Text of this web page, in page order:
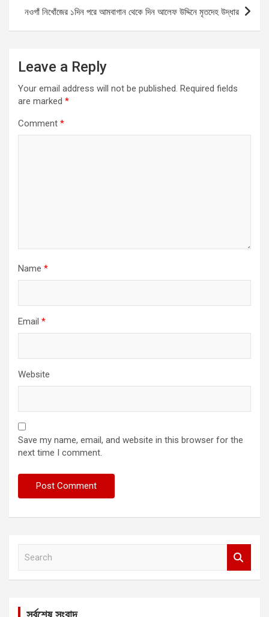
k
p
নওগাঁ নিখোঁজের ১দিন পরে আমবাগান থেকে দিন আলেফ উদ্দিনে মৃতদেহ উদ্ধার
Leave a Reply
Your email address will not be published. Required fields
are marked *
Comment *
Name *
Email *
Website
Save my name, email, and website in this browser for the
next time I comment.